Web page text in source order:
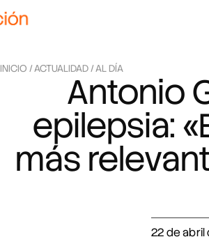
INICIO /ACTUALIDAD /AL DÍA
Antonio
epilepsia:
más
22 de abril